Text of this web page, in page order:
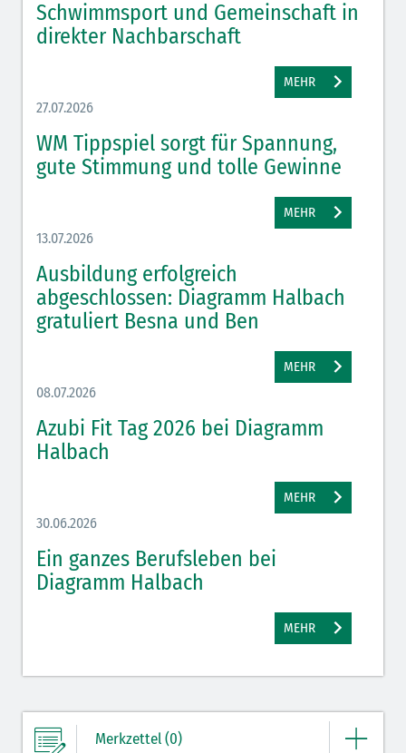
Schwimmsport und Gemeinschaft in
direkter Nachbarschaft
MEHR
27.07.2026
WM Tippspiel sorgt für Spannung,
gute Stimmung und tolle Gewinne
MEHR
13.07.2026
Ausbildung erfolgreich
abgeschlossen: Diagramm Halbach
gratuliert Besna und Ben
MEHR
08.07.2026
Azubi Fit Tag 2026 bei Diagramm
Halbach
MEHR
30.06.2026
Ein ganzes Berufsleben bei
Diagramm Halbach
MEHR
Merkzettel (0)